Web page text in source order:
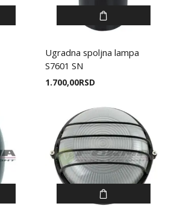
Ugradna spoljna lampa
S7601 SN
1.700,00RSD